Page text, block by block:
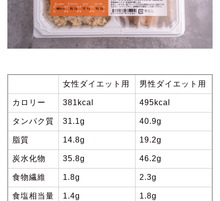
女性ダイエット用 男性ダイエット用
カロリー 381kcal 495kcal
タンパク質 31.1g 40.9g
脂質 14.8g 19.2g
炭水化物 35.8g 46.2g
食物繊維 1.8g 2.3g
食塩相当量 1.4g 1.8g